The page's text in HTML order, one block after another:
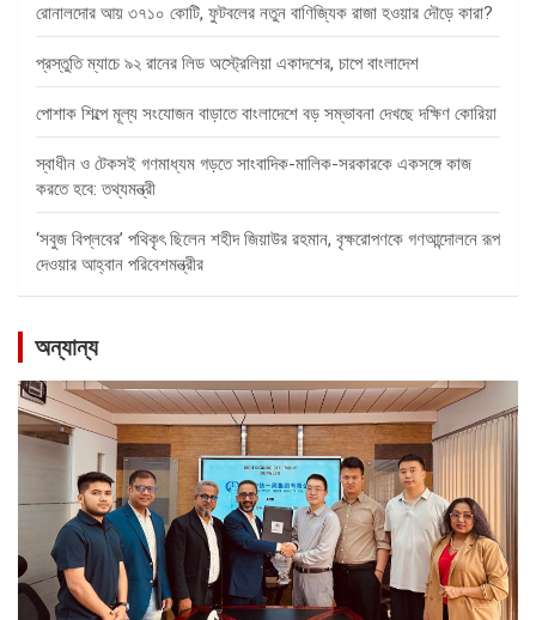
রোনালদোর আয় ৩৭১০ কোটি, ফুটবলের নতুন বাণিজ্যিক রাজা হওয়ার দৌড়ে কারা?
প্রস্তুতি ম্যাচে ৯২ রানের লিড অস্ট্রেলিয়া একাদশের, চাপে বাংলাদেশ
পোশাক শিল্পে মূল্য সংযোজন বাড়াতে বাংলাদেশে বড় সম্ভাবনা দেখছে দক্ষিণ কোরিয়া
স্বাধীন ও টেকসই গণমাধ্যম গড়তে সাংবাদিক-মালিক-সরকারকে একসঙ্গে কাজ
করতে হবে: তথ্যমন্ত্রী
‘সবুজ বিপ্লবের’ পথিকৃৎ ছিলেন শহীদ জিয়াউর রহমান, বৃক্ষরোপণকে গণআন্দোলনে রূপ
দেওয়ার আহ্বান পরিবেশমন্ত্রীর
অন্যান্য